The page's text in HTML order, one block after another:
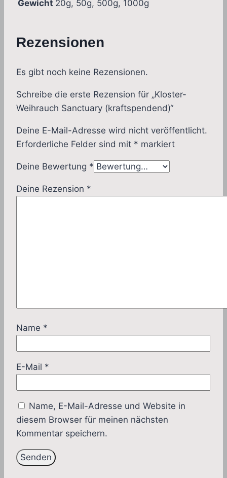
Gewicht 20g, 50g, 500g, 1000g
Rezensionen
Es gibt noch keine Rezensionen.
Schreibe die erste Rezension für „Kloster-
Weihrauch Sanctuary (kraftspendend)“
Deine E-Mail-Adresse wird nicht veröffentlicht.
Erforderliche Felder sind mit * markiert
Deine Bewertung *
Deine Rezension *
Name *
E-Mail *
Name, E-Mail-Adresse und Website in
diesem Browser für meinen nächsten
Kommentar speichern.